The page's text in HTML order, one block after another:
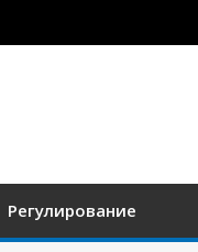
Регулирование